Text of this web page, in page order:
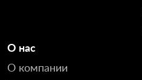
О нас
О компании